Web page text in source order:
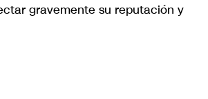
gravemente su reputación y